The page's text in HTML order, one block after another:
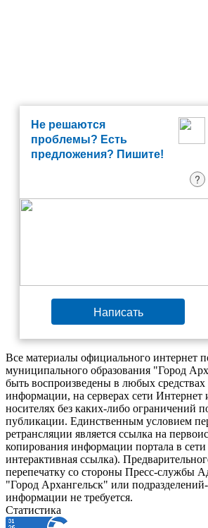
Не решаются
проблемы? Есть
предложения? Пишите!
?
Написать
Все материалы официального интернет
муниципального образования "Город
быть воспроизведены в любых средствах
информации, на серверах сети
носителях без каких-либо ограничений
публикации. Единственным условием
ретрансляции является ссылка на
копирования информации портала в
интерактивная ссылка).
перепечатку со стороны Пресс-службы
"Город Архангельск" или
информации не требуется.
Статистика